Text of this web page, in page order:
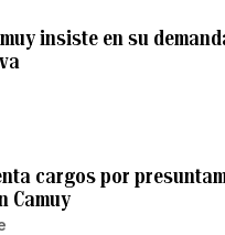
insiste en su
cargos por
Camuy